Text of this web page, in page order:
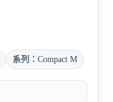
系列： Compact M